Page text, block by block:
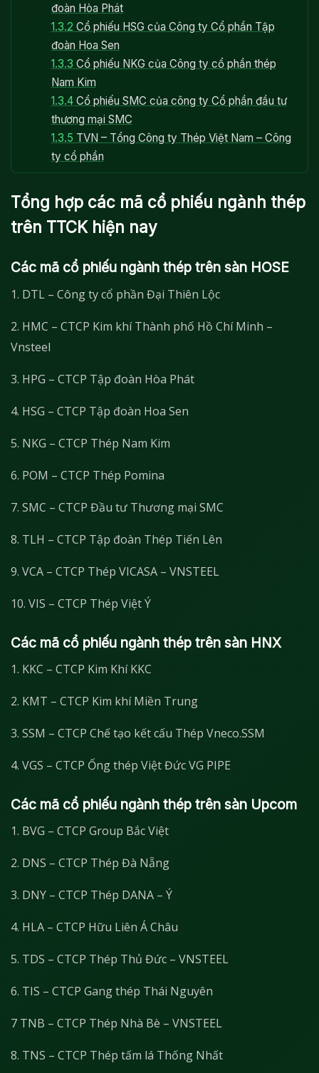
đoàn Hòa Phát
1.3.2 Cổ phiếu HSG của Công ty Cổ phần Tập
đoàn Hoa Sen
1.3.3 Cổ phiếu NKG của Công ty cổ phần thép
Nam Kim
1.3.4Cổ phiếu SMC của công ty Cổ phần đầu tư
thương mại SMC
1.3.5 TVN – Tổng Công ty Thép Việt Nam – Công
ty cổ phần
Tổng hợp các mã cổ phiếu ngành thép
trên TTCK hiện nay
Các mã cổ phiếu ngành thép trên sàn HOSE
1. DTL – Công ty cổ phần Đại Thiên Lộc
2. HMC – CTCP Kim khí Thành phố Hồ Chí Minh –
Vnsteel
3. HPG – CTCP Tập đoàn Hòa Phát
4. HSG – CTCP Tập đoàn Hoa Sen
5. NKG – CTCP Thép Nam Kim
6. POM – CTCP Thép Pomina
7. SMC – CTCP Đầu tư Thương mại SMC
8. TLH – CTCP Tập đoàn Thép Tiến Lên
9. VCA – CTCP Thép VICASA – VNSTEEL
10. VIS – CTCP Thép Việt Ý
Các mã cổ phiếu ngành thép trên sàn HNX
1. KKC – CTCP Kim Khí KKC
2. KMT – CTCP Kim khí Miền Trung
3. SSM – CTCP Chế tạo kết cấu Thép Vneco.SSM
4. VGS – CTCP Ống thép Việt Đức VG PIPE
Các mã cổ phiếu ngành thép trên sàn Upcom
1. BVG – CTCP Group Bắc Việt
2. DNS – CTCP Thép Đà Nẵng
3. DNY – CTCP Thép DANA – Ý
4. HLA – CTCP Hữu Liên Á Châu
5. TDS – CTCP Thép Thủ Đức – VNSTEEL
6. TIS – CTCP Gang thép Thái Nguyên
7 TNB – CTCP Thép Nhà Bè – VNSTEEL
8. TNS – CTCP Thép tấm lá Thống Nhất